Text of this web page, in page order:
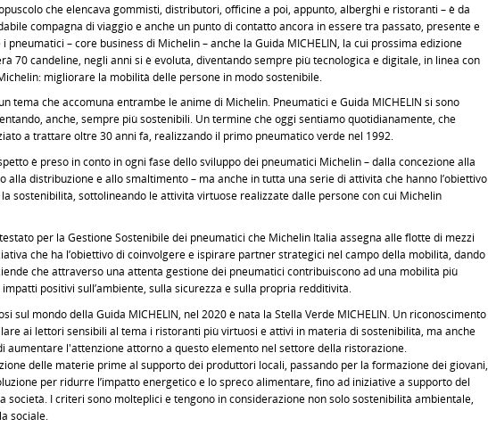
che elencava gommisti, distributori, officine a poi, appunto, alberghi e ristoranti – è da
compagna di viaggio e anche un punto di contatto ancora in essere tra passato, presente e
pneumatici – core business di Michelin – anche la Guida MICHELIN, la cui prossima edizione
70 candeline, negli anni si è evoluta, diventando sempre più tecnologica e digitale, in linea con
migliorare la mobilità delle persone in modo sostenibile.
tema che accomuna entrambe le anime di Michelin. Pneumatici e Guida MICHELIN si sono
anche, sempre più sostenibili. Un termine che oggi sentiamo quotidianamente, che
a trattare oltre 30 anni fa, realizzando il primo pneumatico verde nel 1992.
è preso in conto in ogni fase dello sviluppo dei pneumatici Michelin – dalla concezione alla
alla distribuzione e allo smaltimento – ma anche in tutta una serie di attività che hanno l’obiettivo
sostenibilità, sottolineando le attività virtuose realizzate dalle persone con cui Michelin
per la Gestione Sostenibile dei pneumatici che Michelin Italia assegna alle flotte di mezzi
che ha l’obiettivo di coinvolgere e ispirare partner strategici nel campo della mobilità, dando
che attraverso una attenta gestione dei pneumatici contribuiscono ad una mobilità più
positivi sull’ambiente, sulla sicurezza e sulla propria redditività.
sul mondo della Guida MICHELIN, nel 2020 è nata la Stella Verde MICHELIN. Un riconoscimento
ai lettori sensibili al tema i ristoranti più virtuosi e attivi in materia di sostenibilità, ma anche
aumentare l'attenzione attorno a questo elemento nel settore della ristorazione.
delle materie prime al supporto dei produttori locali, passando per la formazione dei giovani,
per ridurre l’impatto energetico e lo spreco alimentare, fino ad iniziative a supporto del
società. I criteri sono molteplici e tengono in considerazione non solo sostenibilità ambientale,
sociale.